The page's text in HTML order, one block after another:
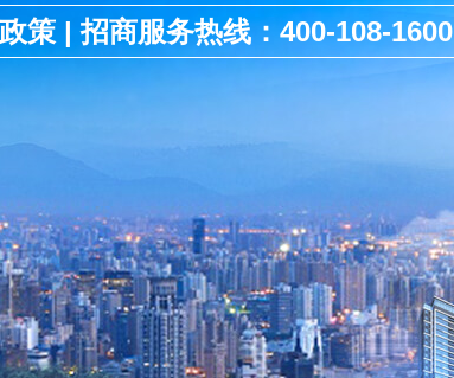
策 | 招商服务热线：400-108-1600